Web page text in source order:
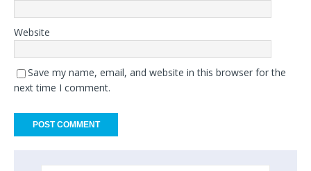
Website
Save my name, email, and website in this browser for the
next time I comment.